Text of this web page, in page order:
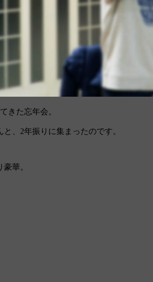
きた忘年会。
、2年振りに集まったのです。
華。